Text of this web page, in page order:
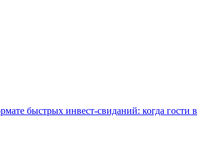
быстрых инвест-свиданий: когда гости в